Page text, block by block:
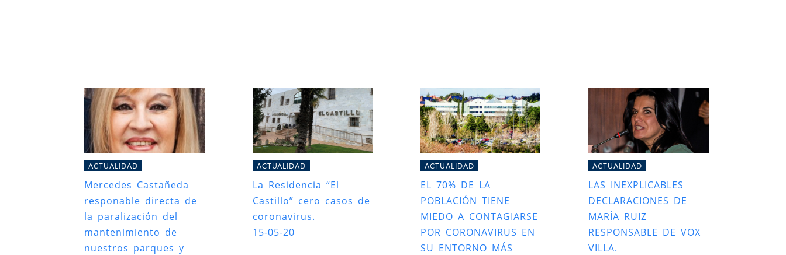
ACTUALIDAD
Mercedes Castañeda
responable directa de
la paralización del
mantenimiento de
nuestros parques y
ACTUALIDAD
La Residencia “El
Castillo” cero casos de
coronavirus.
15-05-20
ACTUALIDAD
EL 70% DE LA
POBLACIÓN TIENE
MIEDO A CONTAGIARSE
POR CORONAVIRUS EN
SU ENTORNO MÁS
ACTUALIDAD
LAS INEXPLICABLES
DECLARACIONES DE
MARÍA RUIZ
RESPONSABLE DE VOX
VILLA.